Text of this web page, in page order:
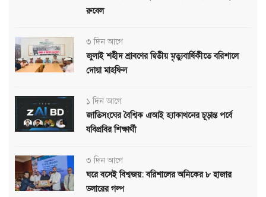
রুবেল
৩ দিন আগে
জুলাই শহীদ শ্রাবণের দ্বিতীয় মৃত্যুবার্ষিকীতে বরিশালে
দোয়া মাহফিল
১ দিন আগে
জাতিসংঘের বৈশ্বিক এআই হ্যাকাথনের চূড়ান্ত পর্বে
যবিপ্রবির শিক্ষার্থী
৩ দিন আগে
ঘরে বসেই বিশ্বজয়: বরিশালের অনিকের ৮ হাজার
ডলারের গল্প